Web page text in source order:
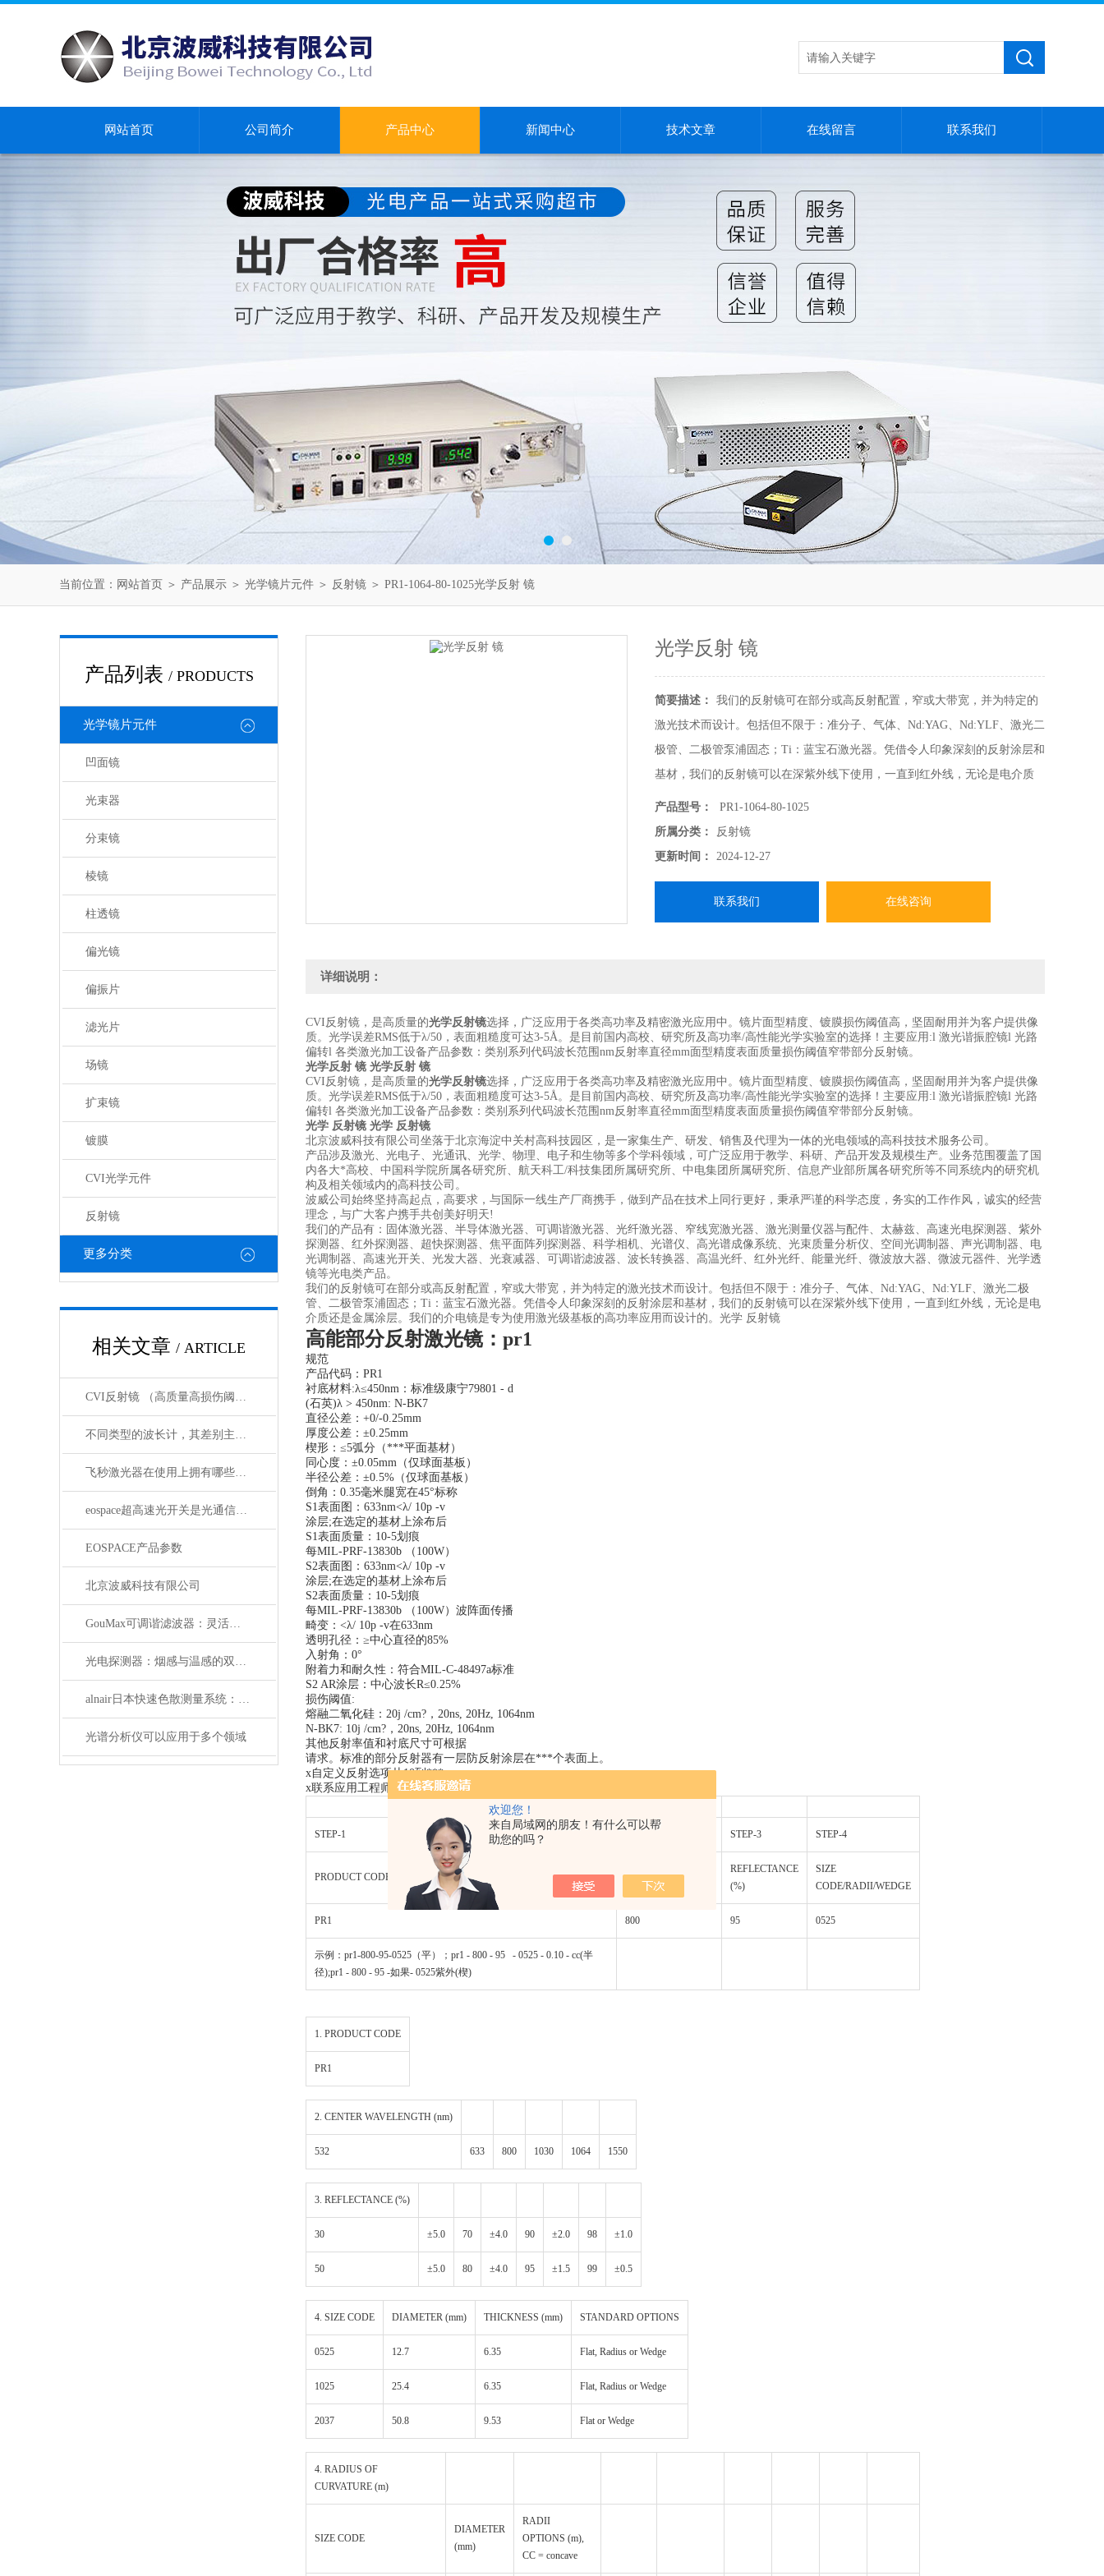
欢迎您！
来自局域网的朋友！有什么可以帮
助您的吗？
网站首页 公司简介 产品中心 新闻中心 技术文章 在线留言 联系我们
当前位置： 网站首页 ＞ 产品展示 ＞ 光学镜片元件 ＞ 反射镜 ＞ PR1-1064-80-1025光学反射 镜
产品列表 / PRODUCTS
光学镜片元件
凹面镜
光束器
分束镜
棱镜
柱透镜
偏光镜
偏振片
滤光片
场镜
扩束镜
镀膜
CVI光学元件
反射镜
更多分类
相关文章 / ARTICLE
CVI反射镜 （高质量高损伤阈值反射镜）产品介绍
不同类型的波长计，其差别主要体现在以下这些地方
飞秒激光器在使用上拥有哪些特点？
eospace超高速光开关是光通信领域的革新之作
EOSPACE产品参数
北京波威科技有限公司
GouMax可调谐滤波器：灵活性与性能的结合
光电探测器：烟感与温感的双重角色
alnair日本快速色散测量系统：精准捕捉光学世界的瞬息万变
光谱分析仪可以应用于多个领域
光学反射 镜
简要描述：
我们的反射镜可在部分或高反射配置，窄或大带宽，并为特定的
激光技术而设计。包括但不限于：准分子、气体、Nd:YAG、Nd:YLF、激光二
极管、二极管泵浦固态；Ti：蓝宝石激光器。凭借令人印象深刻的反射涂层和
基材，我们的反射镜可以在深紫外线下使用，一直到红外线，无论是电介质
还是金属涂层。我们的介电镜是专为使用激光级基板的高功率应用而设计
的。光学反射 镜
产品型号：
PR1-1064-80-1025
所属分类：
反射镜
更新时间：
2024-12-27
联系我们 在线咨询
详细说明：
CVI反射镜，是高质量的光学反射镜选择，广泛应用于各类高功率及精密激光应用中。镜片面型精度、镀膜损伤阈值高，坚固耐用并为客户提供像
质。光学误差RMS低于λ/50，表面粗糙度可达3-5Å。是目前国内高校、研究所及高功率/高性能光学实验室的选择 ！主要应用:l 激光谐振腔镜l 光路
偏转l 各类激光加工设备产品参数：类别系列代码波长范围nm反射率直径mm面型精度表面质量损伤阈值窄带部分反射镜。
光学反射 镜 光学反射 镜
CVI反射镜，是高质量的光学反射镜选择，广泛应用于各类高功率及精密激光应用中。镜片面型精度、镀膜损伤阈值高，坚固耐用并为客户提供像
质。光学误差RMS低于λ/50，表面粗糙度可达3-5Å。是目前国内高校、研究所及高功率/高性能光学实验室的选择 ！主要应用:l 激光谐振腔镜l 光路
偏转l 各类激光加工设备产品参数：类别系列代码波长范围nm反射率直径mm面型精度表面质量损伤阈值窄带部分反射镜。
光学 反射镜 光学 反射镜
北京波威科技有限公司坐落于北京海淀中关村高科技园区，是一家集生产、研发、销售及代理为一体的光电领域的高科技技术服务公司。
产品涉及激光、光电子、光通讯、光学、物理、电子和生物等多个学科领域，可广泛应用于教学、科研、产品开发及规模生产。业务范围覆盖了国
内各大*高校、中国科学院所属各研究所、航天科工/科技集团所属研究所、中电集团所属研究所、信息产业部所属各研究所等不同系统内的研究机
构及相关领域内的高科技公司。
波威公司始终坚持高起点，高要求，与国际一线生产厂商携手，做到产品在技术上同行更好，秉承严谨的科学态度，务实的工作作风，诚实的经营
理念，与广大客户携手共创美好明天!
我们的产品有：固体激光器、半导体激光器、可调谐激光器、光纤激光器、窄线宽激光器、激光测量仪器与配件、太赫兹、高速光电探测器、紫外
探测器、红外探测器、超快探测器、焦平面阵列探测器、科学相机、光谱仪、高光谱成像系统、光束质量分析仪、空间光调制器、声光调制器、电
光调制器、高速光开关、光发大器、光衰减器、可调谐滤波器、波长转换器、高温光纤、红外光纤、能量光纤、微波放大器、微波元器件、光学透
镜等光电类产品。
我们的反射镜可在部分或高反射配置，窄或大带宽，并为特定的激光技术而设计。包括但不限于：准分子、气体、Nd:YAG、Nd:YLF、激光二极
管、二极管泵浦固态；Ti：蓝宝石激光器。凭借令人印象深刻的反射涂层和基材，我们的反射镜可以在深紫外线下使用，一直到红外线，无论是电
介质还是金属涂层。我们的介电镜是专为使用激光级基板的高功率应用而设计的。光学 反射镜
高能部分反射激光镜：pr1
规范
产品代码：PR1
衬底材料:λ≤450nm：标准级康宁79801 - d
(石英)λ > 450nm: N-BK7
直径公差：+0/-0.25mm
厚度公差：±0.25mm
楔形：≤5弧分（***平面基材）
同心度：±0.05mm（仅球面基板）
半径公差：±0.5%（仅球面基板）
倒角：0.35毫米腿宽在45°标称
S1表面图：633nm<λ/ 10p -v
涂层;在选定的基材上涂布后
S1表面质量：10-5划痕
每MIL-PRF-13830b （100W）
S2表面图：633nm<λ/ 10p -v
涂层;在选定的基材上涂布后
S2表面质量：10-5划痕
每MIL-PRF-13830b （100W）波阵面传播
畸变：<λ/ 10p -v在633nm
透明孔径：≥中心直径的85%
入射角：0°
附着力和耐久性：符合MIL-C-48497a标准
S2 AR涂层：中心波长R≤0.25%
损伤阈值:
熔融二氧化硅：20j /cm?，20ns, 20Hz, 1064nm
N-BK7: 10j /cm?，20ns, 20Hz, 1064nm
其他反射率值和衬底尺寸可根据
请求。标准的部分反射器有一层防反射涂层在***个表面上。
x自定义反射选项从10到***
x联系应用工程师获取OEM选项
STEP-1 STEP-3 STEP-4
PRODUCT CODE
WAVELENGTH (nm)
REFLECTANCE
(%)
SIZE
CODE/RADII/WEDGE
PR1 800 95 0525
示例：pr1-800-95-0525（平）；pr1 - 800 - 95 - 0525 - 0.10 - cc(半
径);pr1 - 800 - 95 -如果- 0525紫外(楔)
1. PRODUCT CODE
PR1
2. CENTER WAVELENGTH (nm)
532 633 800 1030 1064 1550
3. REFLECTANCE (%)
30 ±5.0 70 ±4.0 90 ±2.0 98 ±1.0
50 ±5.0 80 ±4.0 95 ±1.5 99 ±0.5
4. SIZE CODE DIAMETER (mm) THICKNESS (mm) STANDARD OPTIONS
0525 12.7 6.35 Flat, Radius or Wedge
1025 25.4 6.35 Flat, Radius or Wedge
2037 50.8 9.53 Flat or Wedge
4. RADIUS OF
CURVATURE (m)
SIZE CODE
DIAMETER
(mm)
RADII
OPTIONS (m),
CC = concave